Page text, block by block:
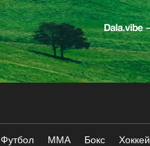
Футбол ММА Бокс Хоккей